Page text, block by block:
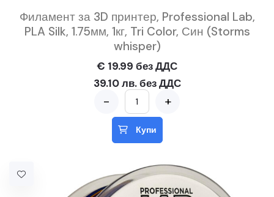
Филамент за 3D принтер, Professional Lab,
PLA Silk, 1.75мм, 1кг, Tri Color, Син (Storms
whisper)
€ 19.99 без ДДС
39.10 лв. без ДДС
- +
Купи